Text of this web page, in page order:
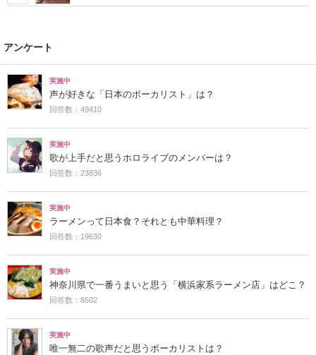
アンケート
実施中
声が好きな「日本のボーカリスト」は？
回答数：49410
実施中
歌が上手だと思うホロライブのメンバーは？
回答数：23836
実施中
ラーメンって日本食？それとも中華料理？
回答数：19630
実施中
神奈川県で一番うまいと思う「横浜家系ラーメン店」はどこ？
回答数：8502
実施中
唯一無二の歌声だと思うボーカリストは？